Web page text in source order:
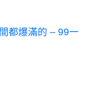
都爆滿的 – 99一